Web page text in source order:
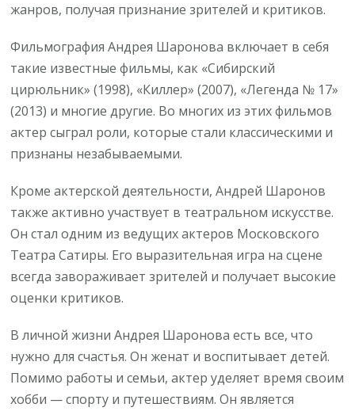
жанров, получая признание зрителей и критиков.
Фильмография Андрея Шаронова включает в себя
такие известные фильмы, как «Сибирский
цирюльник» (1998), «Киллер» (2007), «Легенда № 17»
(2013) и многие другие. Во многих из этих фильмов
актер сыграл роли, которые стали классическими и
признаны незабываемыми.
Кроме актерской деятельности, Андрей Шаронов
также активно участвует в театральном искусстве.
Он стал одним из ведущих актеров Московского
Театра Сатиры. Его выразительная игра на сцене
всегда завораживает зрителей и получает высокие
оценки критиков.
В личной жизни Андрея Шаронова есть все, что
нужно для счастья. Он женат и воспитывает детей.
Помимо работы и семьи, актер уделяет время своим
хобби — спорту и путешествиям. Он является